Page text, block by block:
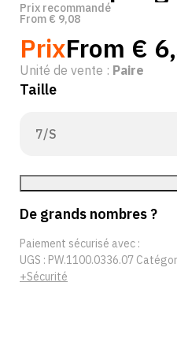
Prix recommandé
From € 9,08
PrixFrom €
Unité de vente : Paire
Taille
De grands nombres ?
Paiement sécurisé avec :
UGS : PW.1100.0336.07
+Sécurité